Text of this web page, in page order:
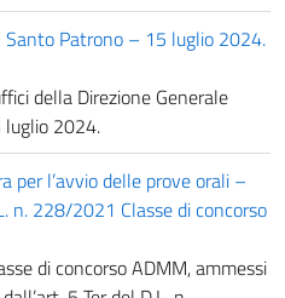
Patrono – 15 luglio 2024.
della Direzione Generale
luglio 2024.
per l’avvio delle prove orali –
n. 228/2021 Classe di concorso
di concorso ADMM, ammessi